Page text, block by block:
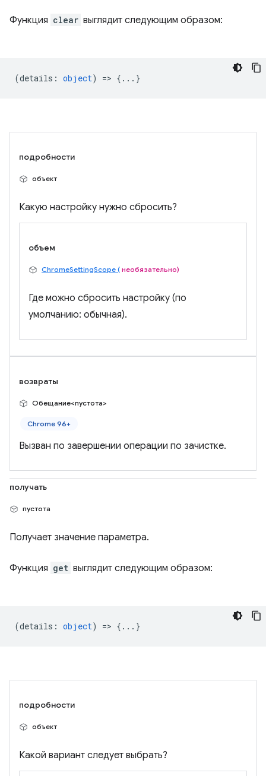
Функция clear выглядит следующим образом:
(details : object) => {...}
подробности
объект
Какую настройку нужно сбросить?
объем
ChromeSettingScope ( необязательно)
Где можно сбросить настройку (по
умолчанию: обычная).
возвраты
Обещание<пустота>
Chrome 96+
Вызван по завершении операции по зачистке.
получать
пустота
Получает значение параметра.
Функция get выглядит следующим образом:
(details : object) => {...}
подробности
объект
Какой вариант следует выбрать?